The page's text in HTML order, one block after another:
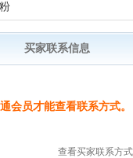
买家联系信息
会员才能查看联系方式。
查看买家联系方